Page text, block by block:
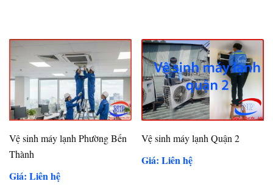
Vệ sinh máy lạnh Phường Bến
Thành
Giá: Liên hệ
Vệ sinh máy lạnh Quận 2
Giá: Liên hệ